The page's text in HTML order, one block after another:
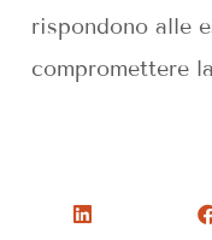
rispondono alle
compromettere